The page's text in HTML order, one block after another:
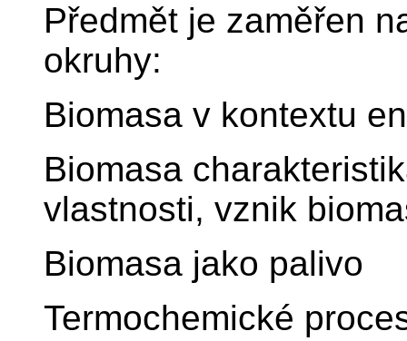
Předmět je zaměřen
okruhy:
Biomasa v kontextu
Biomasa
vlastnosti, vznik
Biomasa jako palivo
Termochemické